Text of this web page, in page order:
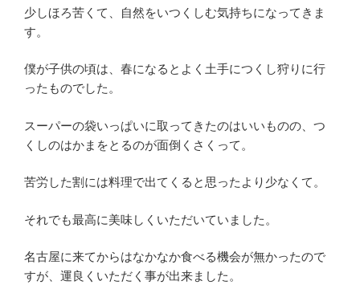
少しほろ苦くて、自然をいつくしむ気持ちになってきま
す。
僕が子供の頃は、春になるとよく土手につくし狩りに行
ったものでした。
スーパーの袋いっぱいに取ってきたのはいいものの、つ
くしのはかまをとるのが面倒くさくって。
苦労した割には料理で出てくると思ったより少なくて。
それでも最高に美味しくいただいていました。
名古屋に来てからはなかなか食べる機会が無かったので
すが、運良くいただく事が出来ました。